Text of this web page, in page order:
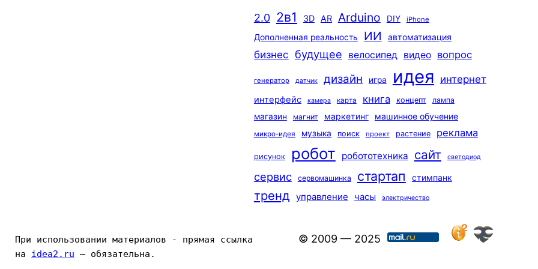
2.0 2в1 3D AR Arduino DIY iPhone
Дополненная реальность ИИ автоматизация
бизнес будущее велосипед видео вопрос
генератор датчик дизайн игра идея интернет
интерфейс камера карта книга концепт лампа
магазин магнит маркетинг машинное обучение
микро-идея музыка поиск проект растение реклама
рисунок робот робототехника сайт светодиод
сервис сервомашинка стартап стимпанк
тренд управление часы электричество
При использовании материалов - прямая ссылка
на idea2.ru — обязательна.
© 2009 — 2025